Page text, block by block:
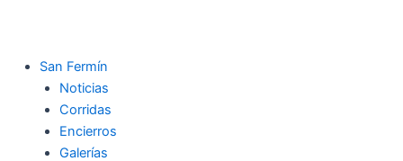
San Fermín
Noticias
Corridas
Encierros
Galerías